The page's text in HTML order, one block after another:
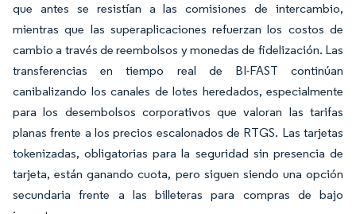
que antes se resistían a las comisiones de intercambio,
mientras que las superaplicaciones refuerzan los costos de
cambio a través de reembolsos y monedas de fidelización. Las
transferencias en tiempo real de BI-FAST continúan
canibalizando los canales de lotes heredados, especialmente
para los desembolsos corporativos que valoran las tarifas
planas frente a los precios escalonados de RTGS. Las tarjetas
tokenizadas, obligatorias para la seguridad sin presencia de
tarjeta, están ganando cuota, pero siguen siendo una opción
secundaria frente a las billeteras para compras de bajo